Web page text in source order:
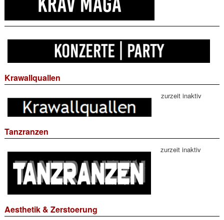
Krawallquallen
zurzeit inaktiv
Tanzranzen
zurzeit inaktiv
Aesthetik & Zerstoerung